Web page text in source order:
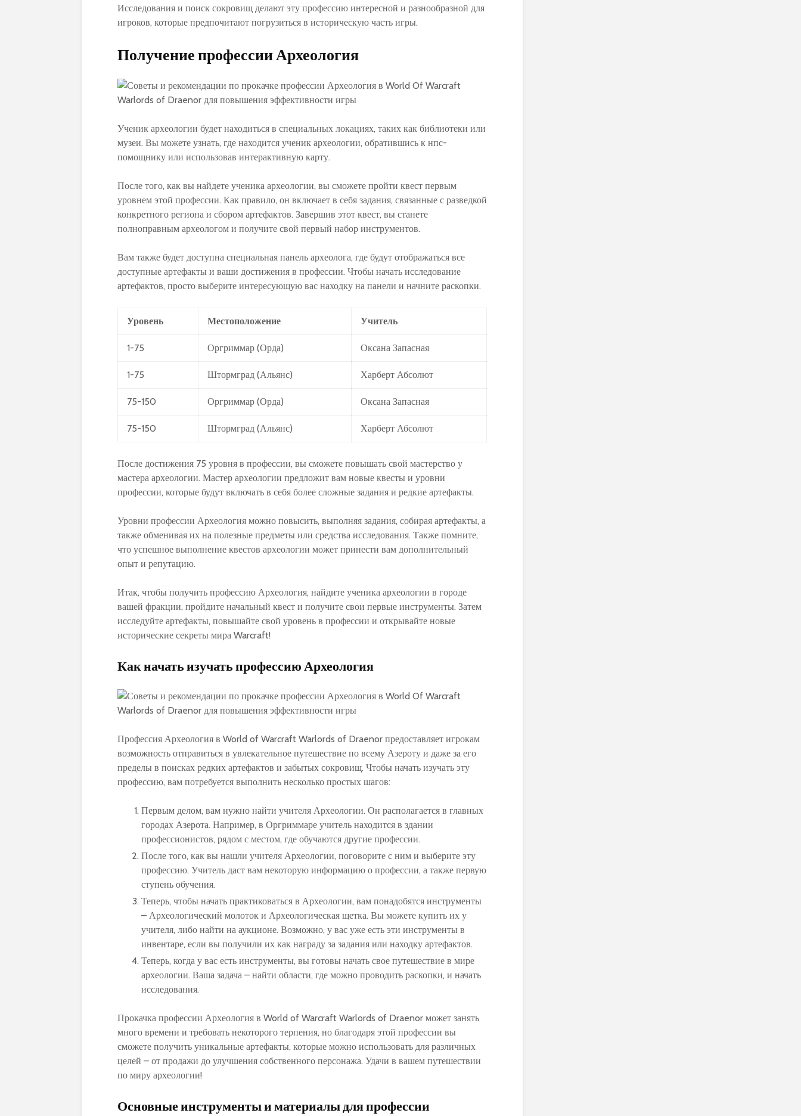
Исследования и поиск сокровищ делают эту профессию интересной и разнообразной для
игроков, которые предпочитают погрузиться в историческую часть игры.
Получение профессии Археология
Ученик археологии будет находиться в специальных локациях, таких как библиотеки или
музеи. Вы можете узнать, где находится ученик археологии, обратившись к нпс-
помощнику или использовав интерактивную карту.
После того, как вы найдете ученика археологии, вы сможете пройти квест первым
уровнем этой профессии. Как правило, он включает в себя задания, связанные с разведкой
конкретного региона и сбором артефактов. Завершив этот квест, вы станете
полноправным археологом и получите свой первый набор инструментов.
Вам также будет доступна специальная панель археолога, где будут отображаться все
доступные артефакты и ваши достижения в профессии. Чтобы начать исследование
артефактов, просто выберите интересующую вас находку на панели и начните раскопки.
Уровень Местоположение Учитель
1-75 Оргриммар (Орда) Оксана Запасная
1-75 Штормград (Альянс) Харберт Абсолют
75-150 Оргриммар (Орда) Оксана Запасная
75-150 Штормград (Альянс) Харберт Абсолют
После достижения 75 уровня в профессии, вы сможете повышать свой мастерство у
мастера археологии. Мастер археологии предложит вам новые квесты и уровни
профессии, которые будут включать в себя более сложные задания и редкие артефакты.
Уровни профессии Археология можно повысить, выполняя задания, собирая артефакты, а
также обменивая их на полезные предметы или средства исследования. Также помните,
что успешное выполнение квестов археологии может принести вам дополнительный
опыт и репутацию.
Итак, чтобы получить профессию Археология, найдите ученика археологии в городе
вашей фракции, пройдите начальный квест и получите свои первые инструменты. Затем
исследуйте артефакты, повышайте свой уровень в профессии и открывайте новые
исторические секреты мира Warcraft!
Как начать изучать профессию Археология
Профессия Археология в World of Warcraft Warlords of Draenor предоставляет игрокам
возможность отправиться в увлекательное путешествие по всему Азероту и даже за его
пределы в поисках редких артефактов и забытых сокровищ. Чтобы начать изучать эту
профессию, вам потребуется выполнить несколько простых шагов:
Первым делом, вам нужно найти учителя Археологии. Он располагается в главных
городах Азерота. Например, в Оргриммаре учитель находится в здании
профессионистов, рядом с местом, где обучаются другие профессии.
После того, как вы нашли учителя Археологии, поговорите с ним и выберите эту
профессию. Учитель даст вам некоторую информацию о профессии, а также первую
ступень обучения.
Теперь, чтобы начать практиковаться в Археологии, вам понадобятся инструменты
– Археологический молоток и Археологическая щетка. Вы можете купить их у
учителя, либо найти на аукционе. Возможно, у вас уже есть эти инструменты в
инвентаре, если вы получили их как награду за задания или находку артефактов.
Теперь, когда у вас есть инструменты, вы готовы начать свое путешествие в мире
археологии. Ваша задача – найти области, где можно проводить раскопки, и начать
исследования.
Прокачка профессии Археология в World of Warcraft Warlords of Draenor может занять
много времени и требовать некоторого терпения, но благодаря этой профессии вы
сможете получить уникальные артефакты, которые можно использовать для различных
целей – от продажи до улучшения собственного персонажа. Удачи в вашем путешествии
по миру археологии!
Основные инструменты и материалы для профессии